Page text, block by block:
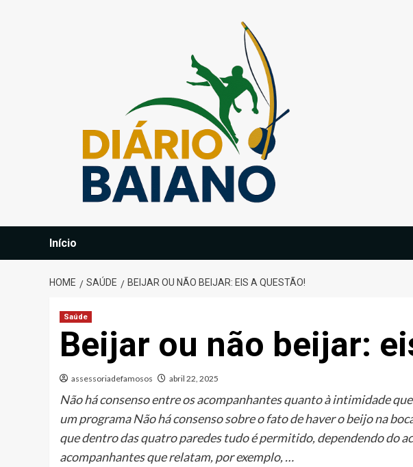
Início
HOME SAÚDE BEIJAR OU NÃO BEIJAR: EIS A QUESTÃO!
Saúde
Beijar ou não beijar:
assessoriadefamosos abril 22, 2025
Não há consenso entre os acompanhantes quanto à intimidade
um programa Não há consenso sobre o fato de haver o beijo na
que dentro das quatro paredes tudo é permitido, dependendo do
acompanhantes que relatam, por exemplo, …